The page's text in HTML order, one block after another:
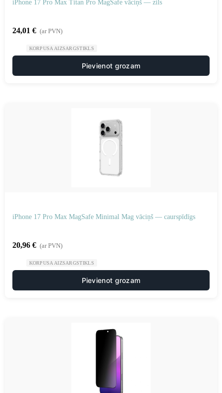
iPhone 17 Pro Max Titan Pro MagSafe vāciņš — zils
24,01 € (ar PVN)
KORPUSA AIZSARGSTIKLS
Pievienot grozam
iPhone 17 Pro Max MagSafe Minimal Mag vāciņš — caurspīdīgs
20,96 € (ar PVN)
KORPUSA AIZSARGSTIKLS
Pievienot grozam